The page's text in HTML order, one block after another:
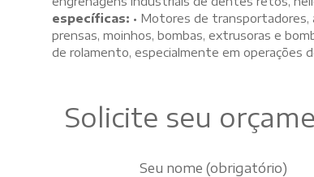
específicas: • Motores de transportadores,
prensas, moinhos, bombas, extrusoras e
de rolamento, especialmente em operações
Solicite seu
Seu nome (obrigatório)